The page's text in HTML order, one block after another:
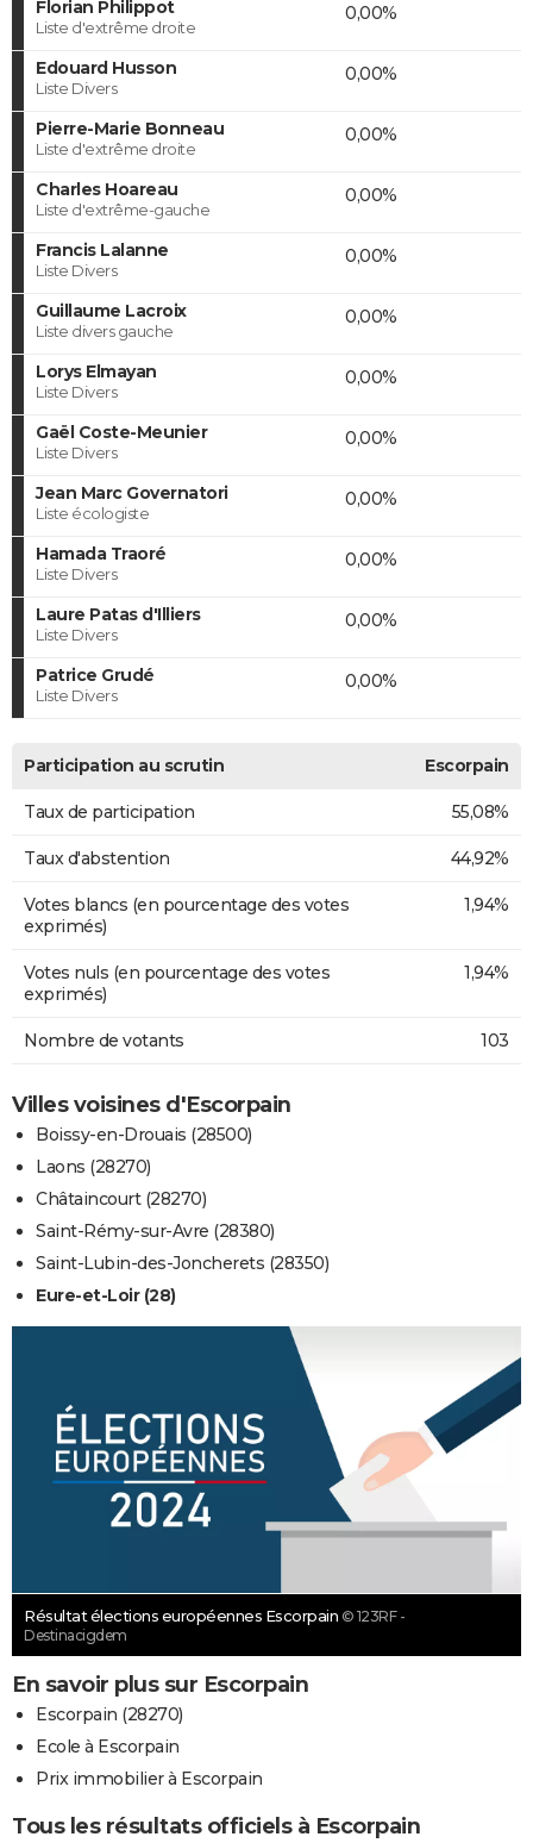
Florian Philippot
Liste d'extrême droite
0,00%
Edouard Husson
Liste Divers
0,00%
Pierre-Marie Bonneau
Liste d'extrême droite
0,00%
Charles Hoareau
Liste d'extrême-gauche
0,00%
Francis Lalanne
Liste Divers
0,00%
Guillaume Lacroix
Liste divers gauche
0,00%
Lorys Elmayan
Liste Divers
0,00%
Gaël Coste-Meunier
Liste Divers
0,00%
Jean Marc Governatori
Liste écologiste
0,00%
Hamada Traoré
Liste Divers
0,00%
Laure Patas d'Illiers
Liste Divers
0,00%
Patrice Grudé
Liste Divers
0,00%
Participation au scrutin Escorpain
Taux de participation 55,08%
Taux d'abstention 44,92%
Votes blancs (en pourcentage des votes
exprimés)
1,94%
Votes nuls (en pourcentage des votes
exprimés)
1,94%
Nombre de votants 103
Villes voisines d'Escorpain
Boissy-en-Drouais (28500)
Laons (28270)
Châtaincourt (28270)
Saint-Rémy-sur-Avre (28380)
Saint-Lubin-des-Joncherets (28350)
Eure-et-Loir (28)
Résultat élections européennes Escorpain © 123RF -
Destinacigdem
En savoir plus sur Escorpain
Escorpain (28270)
Ecole à Escorpain
Prix immobilier à Escorpain
Tous les résultats officiels à Escorpain